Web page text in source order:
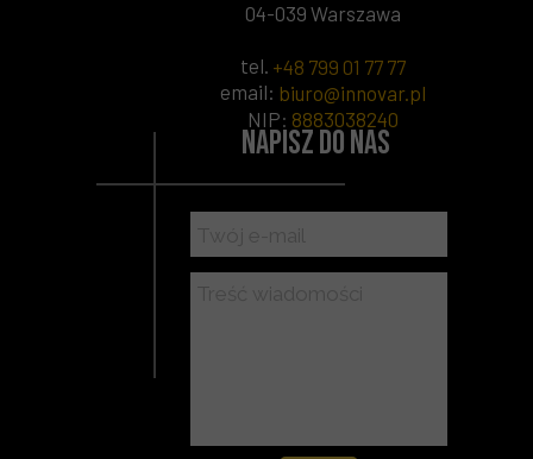
04-039 Warszawa
tel. +48 799 01 77 77
email: biuro@innovar.pl
NIP: 8883038240
Napisz do nas